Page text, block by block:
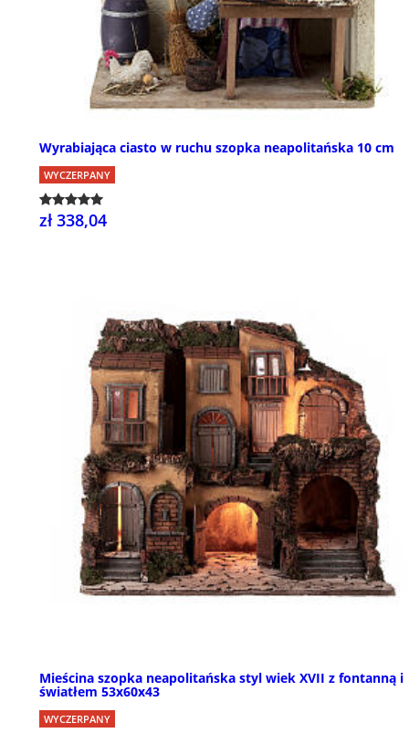
Wyrabiająca ciasto w ruchu szopka neapolitańska 10 cm
WYCZERPANY
zł 338,04
Mieścina szopka neapolitańska styl wiek XVII z fontanną i
światłem 53x60x43
WYCZERPANY